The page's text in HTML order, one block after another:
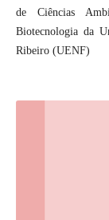
de Ciências
Biotecnologia da
Ribeiro (UENF)